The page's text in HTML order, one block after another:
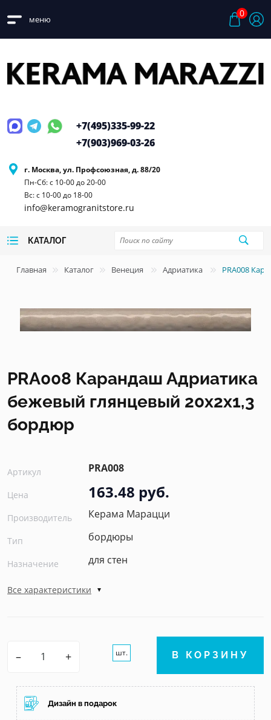
меню
0
г. Москва, ул. Профсоюзная, д. 88/20
Пн-Сб: с 10-00 до 20-00
Вс: с 10-00 до 18-00
info@keramogranitstore.ru
+7(495)335-99-22
+7(903)969-03-26
КАТАЛОГ
Главная Каталог Венеция Адриатика PRA008
PRA008 Карандаш Адриатика
бежевый глянцевый 20x2x1,3
бордюр
Артикул PRA008
Цена 163.48 руб.
Производитель Керама Марацци
Тип бордюры
Назначение для стен
Все характеристики
– + шт. В КОРЗИНУ
Дизайн в подарок